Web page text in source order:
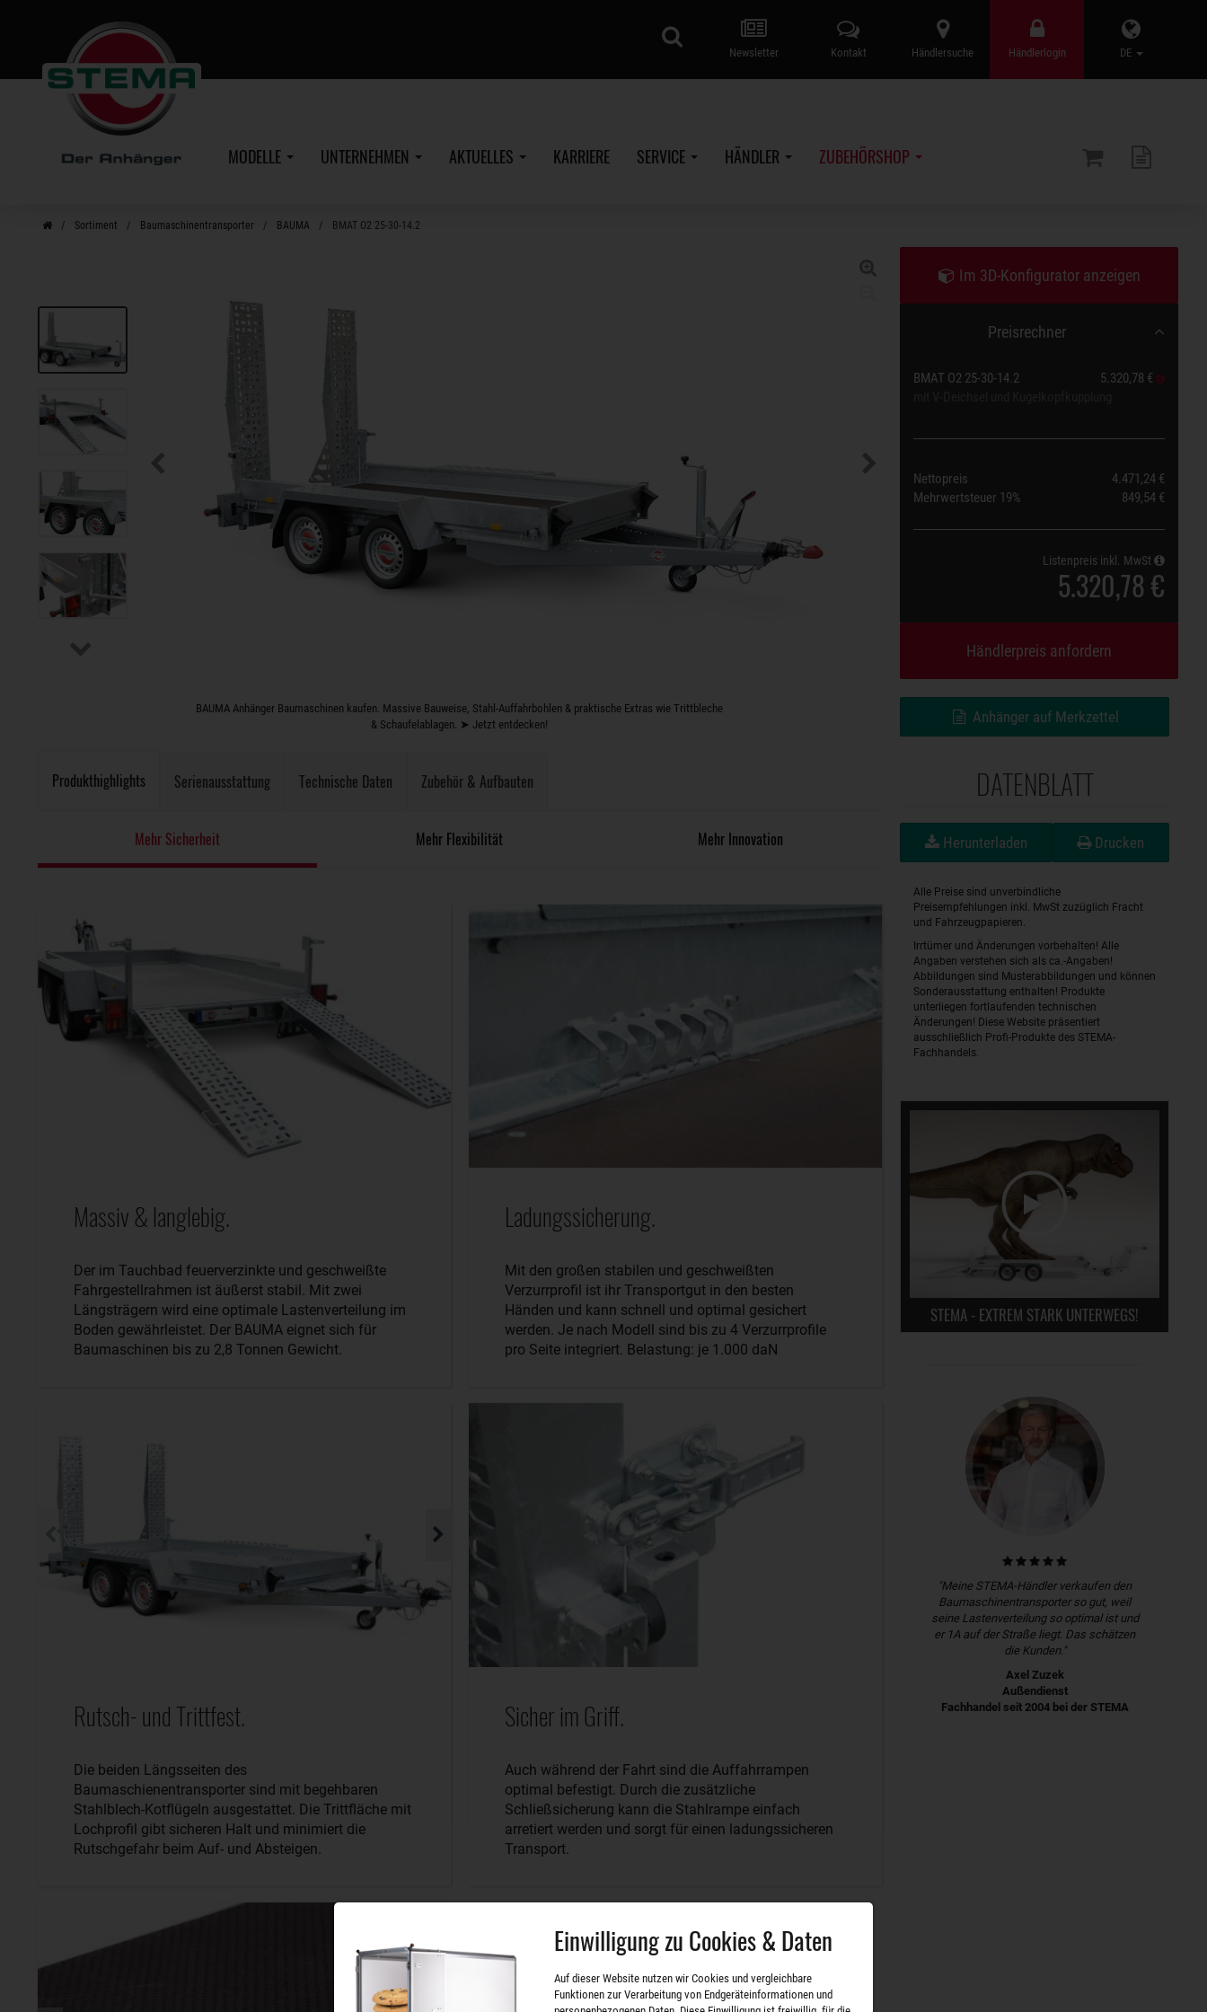
DE
Händlerlogin
Händlersuche
Kontakt
Newsletter
MODELLE UNTERNEHMEN AKTUELLES KARRIERE SERVICE HÄNDLER ZUBEHÖRSHOP
Sortiment Baumaschinentransporter BAUMA BMAT O2 25-30-14.2
BAUMA Anhänger Baumaschinen kaufen. Massive Bauweise, Stahl-Auffahrbohlen & praktische Extras wie Trittbleche
& Schaufelablagen. ➤ Jetzt entdecken!
Produkthighlights Serienausstattung Technische Daten Zubehör & Aufbauten
Mehr Sicherheit Mehr Flexibilität Mehr Innovation
Massiv & langlebig.
Der im Tauchbad feuerverzinkte und geschweißte
Fahrgestellrahmen ist äußerst stabil. Mit zwei
Längsträgern wird eine optimale Lastenverteilung im
Boden gewährleistet. Der BAUMA eignet sich für
Baumaschinen bis zu 2,8 Tonnen Gewicht.
Ladungssicherung.
Mit den großen stabilen und geschweißten
Verzurrprofil ist ihr Transportgut in den besten
Händen und kann schnell und optimal gesichert
werden. Je nach Modell sind bis zu 4 Verzurrprofile
pro Seite integriert. Belastung: je 1.000 daN
Rutsch- und Trittfest.
Die beiden Längsseiten des
Baumaschienentransporter sind mit begehbaren
Stahlblech-Kotflügeln ausgestattet. Die Trittfläche mit
Lochprofil gibt sicheren Halt und minimiert die
Rutschgefahr beim Auf- und Absteigen.
Sicher im Griff.
Auch während der Fahrt sind die Auffahrrampen
optimal befestigt. Durch die zusätzliche
Schließsicherung kann die Stahlrampe einfach
arretiert werden und sorgt für einen ladungssicheren
Transport.
Im 3D-Konfigurator anzeigen
Preisrechner
BMAT O2 25-30-14.2
5.320,78 €
Nettopreis
4.471,24 €
Mehrwertsteuer 19% 849,54 €
Listenpreis inkl. MwSt
5.320,78 €
Händlerpreis anfordern
Anhänger auf Merkzettel
DATENBLATT
Herunterladen Drucken
Alle Preise sind unverbindliche
Preisempfehlungen inkl. MwSt zuzüglich Fracht
und Fahrzeugpapieren.
Irrtümer und Änderungen vorbehalten! Alle
Angaben verstehen sich als ca.-Angaben!
Abbildungen sind Musterabbildungen und können
Sonderausstattung enthalten! Produkte
unterliegen fortlaufenden technischen
Änderungen! Diese Website präsentiert
ausschließlich Profi-Produkte des STEMA-
Fachhandels.
STEMA - EXTREM STARK UNTERWEGS!
"Meine STEMA-Händler verkaufen den
Baumaschinentransporter so gut, weil
seine Lastenverteilung so optimal ist und
er 1A auf der Straße liegt. Das schätzen
die Kunden."
Axel Zuzek
Außendienst
Fachhandel seit 2004 bei der STEMA
Einwilligung zu Cookies & Daten
Auf dieser Website nutzen wir Cookies und vergleichbare
Funktionen zur Verarbeitung von Endgeräteinformationen und